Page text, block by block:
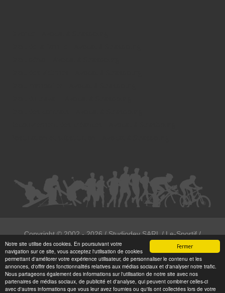
Fermer
Notre site utilise des cookies. En poursuivant votre
navigation sur ce site, vous acceptez l'utilisation de cookies
permettant d'améliorer votre expérience utilisateur, de personnaliser le contenu et les
annonces, d'offrir des fonctionnalités relatives aux médias sociaux et d'analyser notre trafic.
Nous partageons également des informations sur l'utilisation de notre site avec nos
partenaires de médias sociaux, de publicité et d'analyse, qui peuvent combiner celles-ci
avec d'autres informations que vous leur avez fournies ou qu'ils ont collectées lors de votre
Copyright ©2002 - 2026/ Studiodev SARL / Le-Sportif /
Registration4all
Tous droits réservées.
Numéro de déclaration CNIL : 1999972